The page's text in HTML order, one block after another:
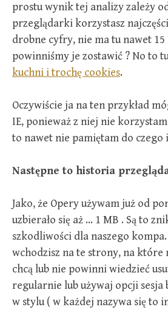
prostu wynik tej analizy zależy
przeglądarki korzystasz
drobne cyfry, nie ma tu nawet 15
powinniśmy je zostawić ? No to
kuchni i trochę cookies.
Oczywiście ja na ten przykład
IE, ponieważ z niej nie
to nawet nie pamiętam do czego
Następne to historia
Jako, że Opery używam już od
uzbierało się aż … 1 MB . Są to
szkodliwości dla naszego
wchodzisz na te strony, na które
chcą lub nie powinni wiedzieć
regularnie lub używaj opcji sesja
w stylu ( w każdej nazywa się to